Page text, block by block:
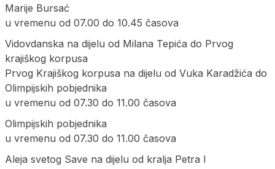
Marije Bursać
u vremenu od 07.00 do 10.45 časova
Vidovdanska na dijelu od Milana Tepića do Prvog
krajiškog korpusa
Prvog Krajiškog korpusa na dijelu od Vuka Karadžića do
Olimpijskih pobjednika
u vremenu od 07.30 do 11.00 časova
Olimpijskih pobjednika
u vremenu od 07.30 do 11.00 časova
Aleja svetog Save na dijelu od kralja Petra I